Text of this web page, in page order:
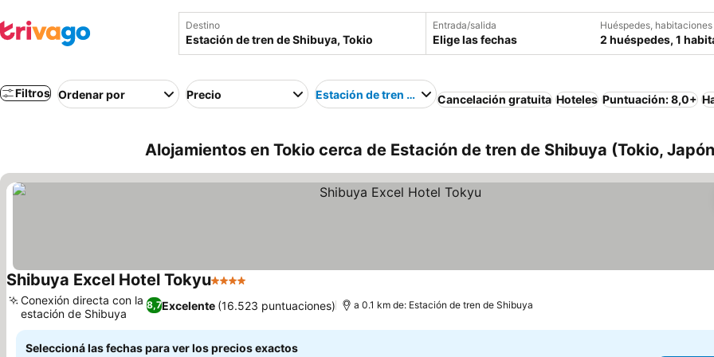
Destino Entrada/salida
Elige las fechas
Huéspedes, habitaciones
2 huéspedes, 1
Filtros Ordenar por Precio Estación de tren de ShibuyaCancelación gratuita Hoteles Puntuación: 8,0+
Alojamientos en Tokio cerca de Estación de tren de Shibuya (Tokio,
Shibuya Excel Hotel Tokyu4 Estrellas
8,7Excelente (16.523 puntuaciones)
Conexión directa con la
estación de Shibuya
a 0.1 km de: Estación de tren de Shibuya
Seleccioná las fechas para ver los precios exactos